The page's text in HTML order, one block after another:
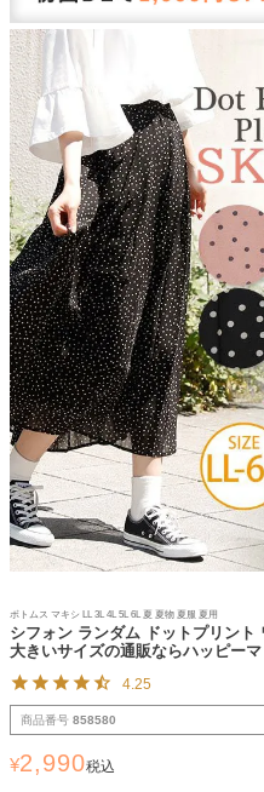
ボトムス マキシ LL 3L 4L 5L 6L 夏 夏物 夏服 夏用
シフォン ランダム ドットプリント
大きいサイズの通販ならハッピー
4.25
商品番号 858580
¥2,990税込